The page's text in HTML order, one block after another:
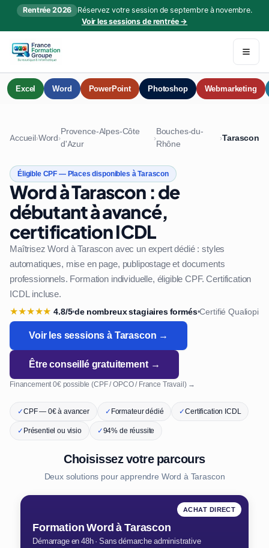
Rentrée 2026
Réservez votre session de septembre à novembre.
Voir les sessions de rentrée →
Excel Word PowerPoint Photoshop Webmarketing
Accueil›Word›
Provence-Alpes-Côte
d'Azur
›
Bouches-du-
Rhône
›Tarascon
Éligible CPF — Places disponibles à Tarascon
Word à Tarascon : de
débutant à avancé,
certification ICDL
Maîtrisez Word à Tarascon avec un expert dédié : styles
automatiques, mise en page, publipostage et documents
professionnels. Formation individuelle, éligible CPF. Certification
ICDL incluse.
★★★★★ 4.8/5•de nombreux stagiaires formés•Certifié Qualiopi
Voir les sessions à Tarascon →
Être conseillé gratuitement →
Financement 0€ possible (CPF / OPCO / France Travail) →
✓CPF — 0€ à avancer ✓Formateur dédié ✓Certification ICDL
✓Présentiel ou visio ✓94% de réussite
Choisissez votre parcours
Deux solutions pour apprendre Word à Tarascon
ACHAT DIRECT
Formation Word à Tarascon
Démarrage en 48h · Sans démarche administrative